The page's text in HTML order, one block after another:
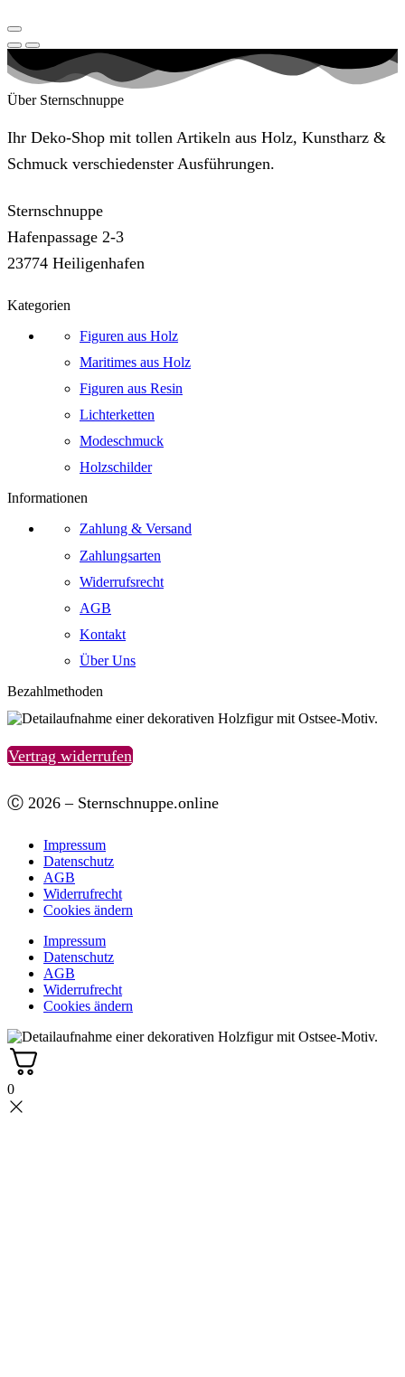
Über Sternschnuppe
Ihr Deko-Shop mit tollen Artikeln aus Holz, Kunstharz &
Schmuck verschiedenster Ausführungen.
Sternschnuppe
Hafenpassage 2-3
23774 Heiligenhafen
Kategorien
Figuren aus Holz
Maritimes aus Holz
Figuren aus Resin
Lichterketten
Modeschmuck
Holzschilder
Informationen
Zahlung & Versand
Zahlungsarten
Widerrufsrecht
AGB
Kontakt
Über Uns
Bezahlmethoden
Vertrag widerrufen
Ⓒ 2026 – Sternschnuppe.online
Impressum
Datenschutz
AGB
Widerrufrecht
Cookies ändern
Impressum
Datenschutz
AGB
Widerrufrecht
Cookies ändern
0